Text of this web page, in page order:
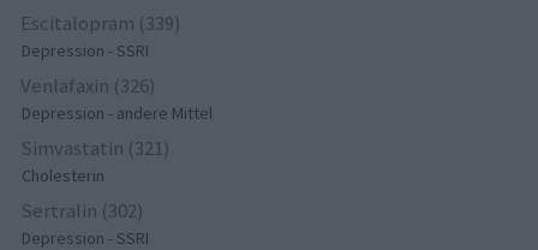
Escitalopram (339)
Depression - SSRI
Venlafaxin (326)
Depression - andere Mittel
Simvastatin (321)
Cholesterin
Sertralin (302)
Depression - SSRI